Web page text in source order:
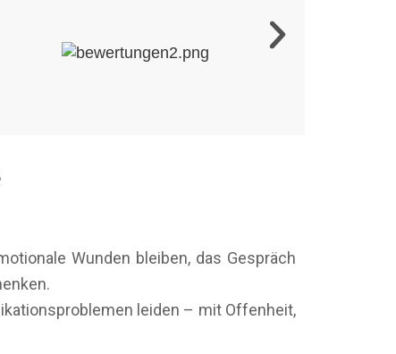
Wunden bleiben, das Gespräch
leiden – mit Offenheit,